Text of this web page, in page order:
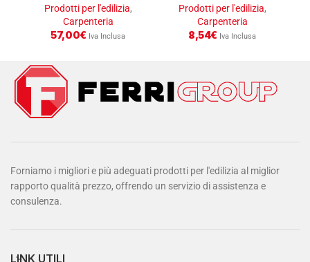
Prodotti per l'edilizia,
Carpenteria
57,00€ Iva Inclusa
Prodotti per l'edilizia,
Carpenteria
8,54€ Iva Inclusa
Forniamo i migliori e più adeguati prodotti per l'edilizia al miglior
rapporto qualità prezzo, offrendo un servizio di assistenza e
consulenza.
LINK UTILI